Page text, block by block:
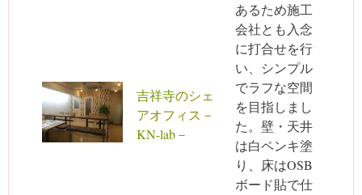
吉祥寺のシェ
アオフィス－
KN-lab－
あるため施工
会社とも入念
に打合せを行
い、シンプル
でラフな空間
を目指しまし
た。壁・天井
は白ペンキ塗
り、床はOSB
ボード貼で仕